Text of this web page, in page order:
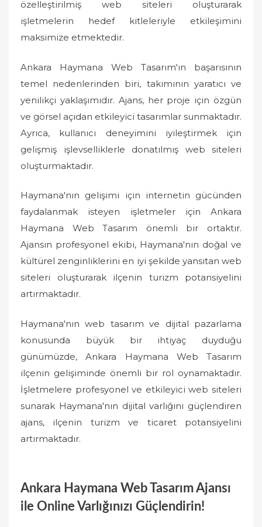
özelleştirilmiş web siteleri oluşturarak
işletmelerin hedef kitleleriyle etkileşimini
maksimize etmektedir.
Ankara Haymana Web Tasarım'ın başarısının
temel nedenlerinden biri, takımının yaratıcı ve
yenilikçi yaklaşımıdır. Ajans, her proje için özgün
ve görsel açıdan etkileyici tasarımlar sunmaktadır.
Ayrıca, kullanıcı deneyimini iyileştirmek için
gelişmiş işlevselliklerle donatılmış web siteleri
oluşturmaktadır.
Haymana'nın gelişimi için internetin gücünden
faydalanmak isteyen işletmeler için Ankara
Haymana Web Tasarım önemli bir ortaktır.
Ajansın profesyonel ekibi, Haymana'nın doğal ve
kültürel zenginliklerini en iyi şekilde yansıtan web
siteleri oluşturarak ilçenin turizm potansiyelini
artırmaktadır.
Haymana'nın web tasarım ve dijital pazarlama
konusunda büyük bir ihtiyaç duyduğu
günümüzde, Ankara Haymana Web Tasarım
ilçenin gelişiminde önemli bir rol oynamaktadır.
İşletmelere profesyonel ve etkileyici web siteleri
sunarak Haymana'nın dijital varlığını güçlendiren
ajans, ilçenin turizm ve ticaret potansiyelini
artırmaktadır.
Ankara Haymana Web Tasarım Ajansı
ile Online Varlığınızı Güçlendirin!